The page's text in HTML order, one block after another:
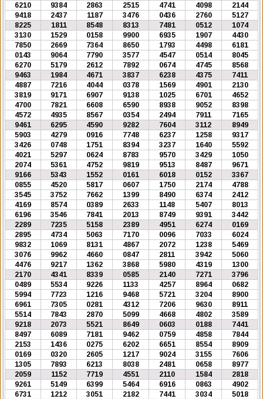
6210
9384 2863 2515 4741 4098
2144
9418
2437 1187 3476 0436 2760
5127
8225
1811 8548 8313 7481 0512
1074
3130
1529 0158 9900 6935 1907
4430
7850
2669 7364 8650 1793 4498
6181
0143
9064 7790 3577 4547 0514
8045
6270
5179 2612 7892 0674 4745
8568
9463
1984 4671 3837 6238 4375
7411
4887
7216 4044 0378 1569 4901
2130
3819
9171 6907 9138 1025 6701
4652
4700
7821 6608 6590 8938 9052
8398
4572
4935 8567 0354 2494 7911
7165
9461
6295 4590 9282 7604 3112
8949
5903
4279 0916 7748 6237 1258
9317
3426
0748 1751 8394 3237 1640
5592
4021
5297 0624 8783 9570 3429
1050
2074
5361 4752 9819 9513 8487
9671
9166
5343 1552 0161 6018 0152
3367
0855
4520 5817 0607 1750 2174
4788
3545
3752 7662 1399 8490 6374
2412
4169
8574 0389 2633 1148 5407
8013
6196
3546 7841 2013 8749 9391
3442
2289
7235 5158 2389 4951 6274
0169
2895
4734 5063 7170 0096 7033
6024
9832
1069 8131 4867 2072 1238
5469
3076
9962 4660 0847 2811 3942
5060
4476
9217 1362 3868 5980 4319
1300
2170
4341 8339 0585 2140 7271
3796
0489
5534 9226 1133 4257 8964
0682
5994
7723 1216 9468 5721 3204
8900
6961
7305 0281 4312 7206 9630
8911
5514
7843 2870 5099 4668 4802
3589
9218
2073 5521 8649 0603 0188
7441
8497
6089 7181 9462 0759 4858
7844
2153
1436 0275 6202 6651 8554
8909
0169
0320 2605 1217 9024 3155
7606
1305
7893 6213 8038 2481 0658
8977
2059
1152 7719 4551 2110 1584
2818
9261
5149 6399 5464 6916 0863
4902
6731
1212 3051 2182 7441 3034
5018